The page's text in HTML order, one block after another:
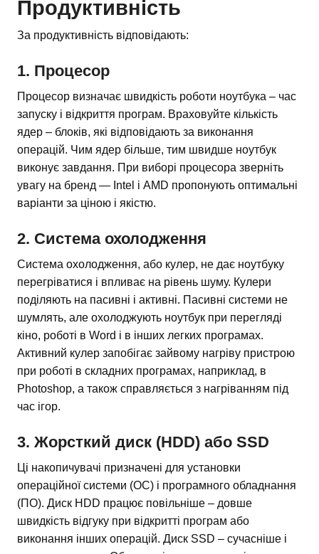
Продуктивність
За продуктивність відповідають:
1. Процесор
Процесор визначає швидкість роботи ноутбука – час
запуску і відкриття програм. Враховуйте кількість
ядер – блоків, які відповідають за виконання
операцій. Чим ядер більше, тим швидше ноутбук
виконує завдання. При виборі процесора зверніть
увагу на бренд — Intel і AMD пропонують оптимальні
варіанти за ціною і якістю.
2. Система охолодження
Система охолодження, або кулер, не дає ноутбуку
перегріватися і впливає на рівень шуму. Кулери
поділяють на пасивні і активні. Пасивні системи не
шумлять, але охолоджують ноутбук при перегляді
кіно, роботі в Word і в інших легких програмах.
Активний кулер запобігає зайвому нагріву пристрою
при роботі в складних програмах, наприклад, в
Photoshop, а також справляється з нагріванням під
час ігор.
3. Жорсткий диск (HDD) або SSD
Ці накопичувачі призначені для установки
операційної системи (ОС) і програмного обладнання
(ПО). Диск HDD працює повільніше – довше
швидкість відгуку при відкритті програм або
виконання інших операцій. Диск SSD – сучасніше і